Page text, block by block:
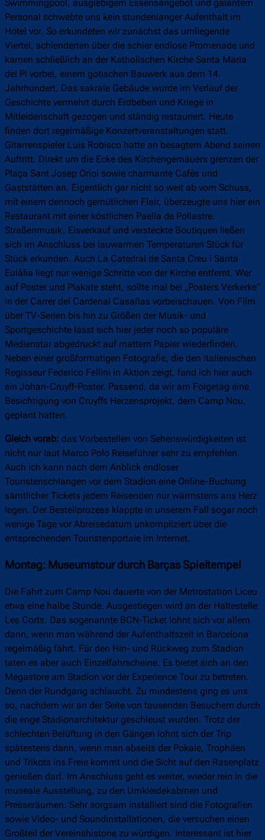
Swimmingpool, ausgiebigem Essensangebot und galantem
Personal schwebte uns kein stundenlanger Aufenthalt im
Hotel vor. So erkundeten wir zunächst das umliegende
Viertel, schlenderten über die schier endlose Promenade und
kamen schließlich an der Katholischen Kirche Santa Maria
del Pi vorbei, einem gotischen Bauwerk aus dem 14.
Jahrhundert. Das sakrale Gebäude wurde im Verlauf der
Geschichte vermehrt durch Erdbeben und Kriege in
Mitleidenschaft gezogen und ständig restauriert. Heute
finden dort regelmäßige Konzertveranstaltungen statt.
Gitarrenspieler Luis Robisco hatte an besagtem Abend seinen
Auftritt. Direkt um die Ecke des Kirchengemäuers grenzen der
Plaça Sant Josep Oriol sowie charmante Cafés und
Gaststätten an. Eigentlich gar nicht so weit ab vom Schuss,
mit einem dennoch gemütlichen Flair, überzeugte uns hier ein
Restaurant mit einer köstlichen Paella de Pollastre.
Straßenmusik, Eisverkauf und versteckte Boutiquen ließen
sich im Anschluss bei lauwarmen Temperaturen Stück für
Stück erkunden. Auch La Catedral de Santa Creu i Santa
Eulàlia liegt nur wenige Schritte von der Kirche entfernt. Wer
auf Poster und Plakate steht, sollte mal bei „Posters Verkerke“
in der Carrer del Cardenal Casañas vorbeischauen. Von Film
über TV-Serien bis hin zu Größen der Musik- und
Sportgeschichte lässt sich hier jeder noch so populäre
Medienstar abgedruckt auf mattem Papier wiederfinden.
Neben einer großformatigen Fotografie, die den italienischen
Regisseur Federico Fellini in Aktion zeigt, fand ich hier auch
ein Johan-Cruyff-Poster. Passend, da wir am Folgetag eine
Besichtigung von Cruyffs Herzensprojekt, dem Camp Nou,
geplant hatten.
Gleich vorab: das Vorbestellen von Sehenswürdigkeiten ist
nicht nur laut Marco Polo Reiseführer sehr zu empfehlen.
Auch ich kann nach dem Anblick endloser
Touristenschlangen vor dem Stadion eine Online-Buchung
sämtlicher Tickets jedem Reisenden nur wärmstens ans Herz
legen. Der Bestellprozess klappte in unserem Fall sogar noch
wenige Tage vor Abreisedatum unkompliziert über die
entsprechenden Touristenportale im Internet.
Montag: Museumstour durch Barças Spieltempel
Die Fahrt zum Camp Nou dauerte von der Metrostation Liceu
etwa eine halbe Stunde. Ausgestiegen wird an der Haltestelle
Les Corts. Das sogenannte BCN-Ticket lohnt sich vor allem
dann, wenn man während der Aufenthaltszeit in Barcelona
regelmäßig fährt. Für den Hin- und Rückweg zum Stadion
taten es aber auch Einzelfahrscheine. Es bietet sich an den
Megastore am Stadion vor der Experience Tour zu betreten.
Denn der Rundgang schlaucht. Zu mindestens ging es uns
so, nachdem wir an der Seite von tausenden Besuchern durch
die enge Stadionarchitektur geschleust wurden. Trotz der
schlechten Belüftung in den Gängen lohnt sich der Trip
spätestens dann, wenn man abseits der Pokale, Trophäen
und Trikots ins Freie kommt und die Sicht auf den Rasenplatz
genießen darf. Im Anschluss geht es weiter, wieder rein in die
museale Ausstellung, zu den Umkleidekabinen und
Presseräumen. Sehr sorgsam installiert sind die Fotografien
sowie Video- und Soundinstallationen, die versuchen einen
Großteil der Vereinshistorie zu würdigen. Interessant ist hier